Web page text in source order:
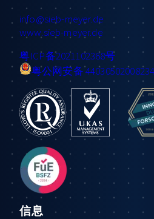
info@sieb-meyer.de
www.sieb-meyer.de
粤ICP备2021102368号
粤公网安备
信息